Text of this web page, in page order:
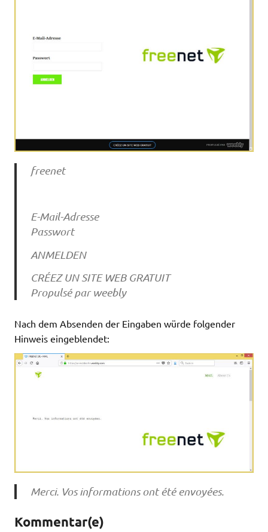
freenet
E-Mail-Adresse
Passwort
ANMELDEN
CRÉEZ UN SITE WEB GRATUIT
Propulsé par weebly
Nach dem Absenden der Eingaben würde folgender
Hinweis eingeblendet:
Merci. Vos informations ont été envoyées.
Kommentar(e)